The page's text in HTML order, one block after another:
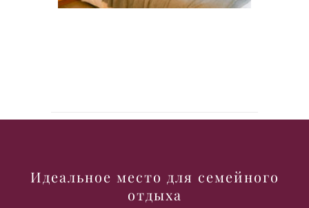
Идеальное место для семейного
отдыха